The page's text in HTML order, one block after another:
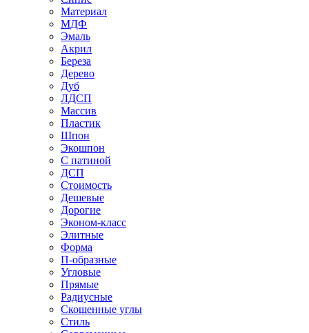
Материал
МДФ
Эмаль
Акрил
Береза
Дерево
Дуб
ЛДСП
Массив
Пластик
Шпон
Экошпон
С патиной
ДСП
Стоимость
Дешевые
Дорогие
Эконом-класс
Элитные
Форма
П-образные
Угловые
Прямые
Радиусные
Скошенные углы
Стиль